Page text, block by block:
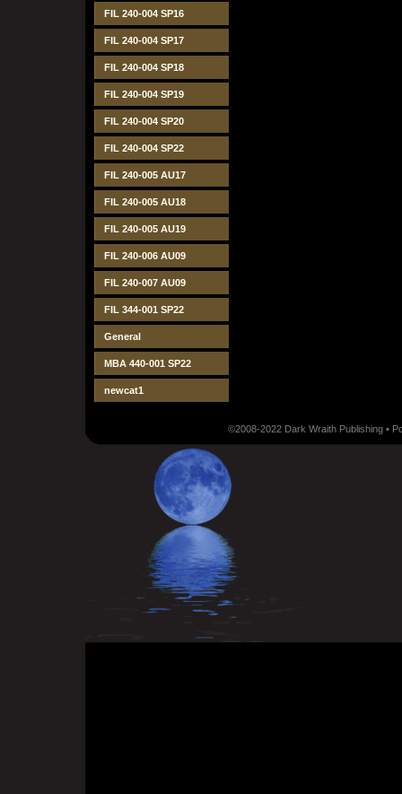
FIL 240-004 SP16
FIL 240-004 SP17
FIL 240-004 SP18
FIL 240-004 SP19
FIL 240-004 SP20
FIL 240-004 SP22
FIL 240-005 AU17
FIL 240-005 AU18
FIL 240-005 AU19
FIL 240-006 AU09
FIL 240-007 AU09
FIL 344-001 SP22
General
MBA 440-001 SP22
newcat1
©2008-2022 Dark Wraith Publishing •